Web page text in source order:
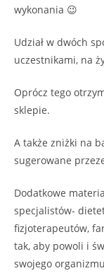
wykonania 😉
Udział w dwóch
uczestnikami, na
Oprócz tego
sklepie.
A także zniżki na
sugerowane
Dodatkowe
specjalistów-
fizjoterapeutów,
tak, aby powoli i
swojego